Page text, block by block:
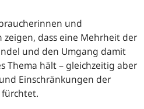
und
zeigen, dass eine Mehrheit der
und den Umgang damit
Thema hält – gleichzeitig aber
Einschränkungen der